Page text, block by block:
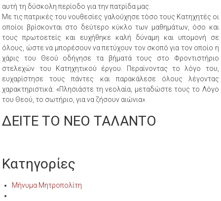
αυτή τη δύσκολη περίοδο για την πατρίδα μας.
Με τις πατρικές του νουθεσίες γαλούχησε τόσο τους Κατηχητές οι
οποίοι βρίσκονται στο δεύτερο κύκλο των μαθημάτων, όσο και
τους πρωτοετείς και ευχήθηκε καλή δύναμη και υπομονή σε
όλους, ώστε να μπορέσουν να πετύχουν τον σκοπό για τον οποίο η
χάρις του Θεού οδήγησε τα βήματά τους στο Φροντιστήριο
στελεχών του Κατηχητικού έργου. Περαίνοντας το λόγο του,
ευχαρίστησε τους πάντες και παρακάλεσε όλους λέγοντας
χαρακτηριστικά: «Πλησιάστε τη νεολαία, μεταδώστε τους το Λόγο
του Θεού, το σωτήριο, για να ζήσουν αιώνια».
ΔΕΙΤΕ ΤΟ ΝΕΟ ΤΑΛΑΝΤΟ
Κατηγορίες
Μήνυμα Μητροπολίτη